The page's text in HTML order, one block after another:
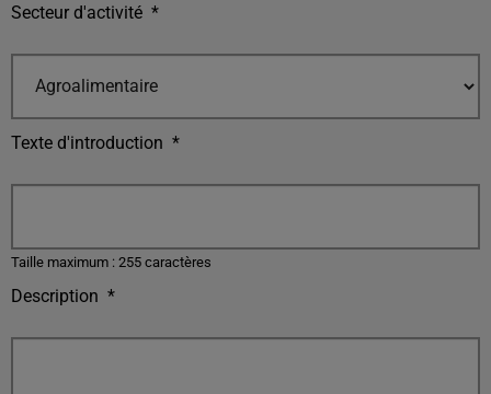
Secteur d'activité *
Texte d'introduction *
Taille maximum : 255 caractères
Description *